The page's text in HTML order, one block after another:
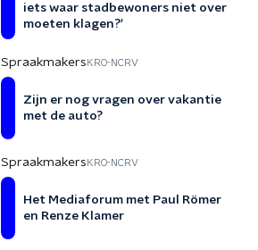
iets waar stadbewoners niet over
moeten klagen?'
Spraakmakers KRO-NCRV
Zijn er nog vragen over vakantie
met de auto?
Spraakmakers KRO-NCRV
Het Mediaforum met Paul Römer
en Renze Klamer